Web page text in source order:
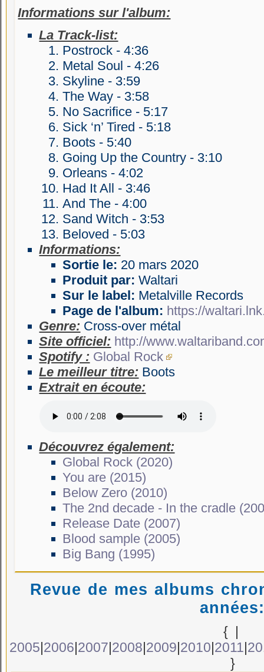
Informations sur l'album:
La Track-list:
Postrock - 4:36
Metal Soul - 4:26
Skyline - 3:59
The Way - 3:58
No Sacrifice - 5:17
Sick ‘n’ Tired - 5:18
Boots - 5:40
Going Up the Country - 3:10
Orleans - 4:02
Had It All - 3:46
And The - 4:00
Sand Witch - 3:53
Beloved - 5:03
Informations:
Sortie le: 20 mars 2020
Produit par:Waltari
Sur le label: Metalville Records
Page de l'album: https://
Genre: Cross-over métal
Site officiel: http://
Spotify : Global Rock
Le meilleur titre: Boots
Extrait en écoute:
Découvrez également:
Global Rock (2020)
You are (2015)
Below Zero (2010)
The 2nd decade - In the cradle
Release Date (2007)
Blood sample (2005)
Big Bang (1995)
Revue de mes albums
{ |
2005|2006|2007|2008|2009|2010|2011|
}